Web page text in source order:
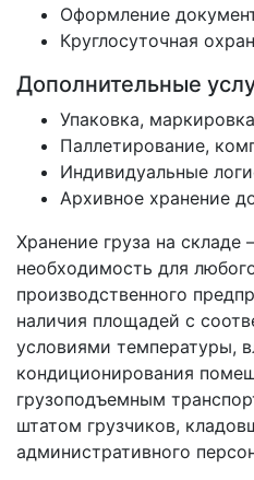
Оформление
Круглосуточная
Дополнительные
Упаковка,
Паллетирование,
Индивидуальные
Архивное хранение
Хранение груза на складе
необходимость для
производственного
наличия площадей с
условиями температуры,
кондиционирования
грузоподъемным
штатом грузчиков,
административного